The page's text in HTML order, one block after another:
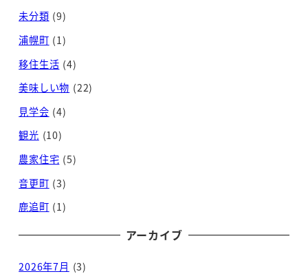
未分類 (9)
浦幌町 (1)
移住生活 (4)
美味しい物 (22)
見学会 (4)
観光 (10)
農家住宅 (5)
音更町 (3)
鹿追町 (1)
アーカイブ
2026年7月 (3)